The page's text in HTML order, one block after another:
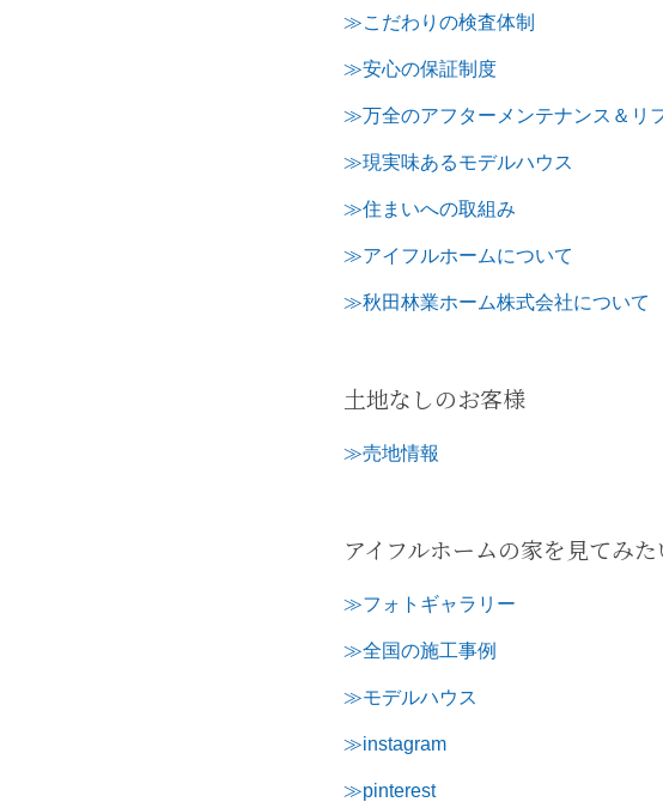
≫こだわりの検査体制
≫安心の保証制度
≫万全のアフターメンテナンス＆リ
≫現実味あるモデルハウス
≫住まいへの取組み
≫アイフルホームについて
≫秋田林業ホーム株式会社について
土地なしのお客様
≫売地情報
アイフルホームの家を見てみた
≫フォトギャラリー
≫全国の施工事例
≫モデルハウス
≫instagram
≫pinterest